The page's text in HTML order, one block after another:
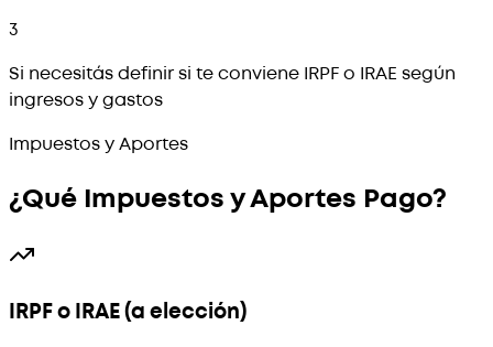
3
Si necesitás definir si te conviene IRPF o IRAE según
ingresos y gastos
Impuestos y Aportes
¿Qué Impuestos y Aportes Pago?
IRPF o IRAE (a elección)